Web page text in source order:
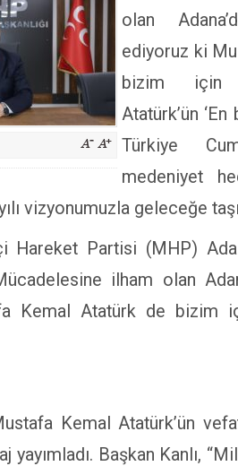
İlçe Başkanı Enis Akyürek
Koruma Derneği Başkanı Cennet Çelik
olan
ediyoruz ki
bizim için
Atatürk’ün
Türkiye
medeniyet
vizyonumuzla geleceğe
Hareket Partisi (MHP)
ilham olan
Kemal Atatürk de bizim
Kemal Atatürk’ün
yayımladı. Başkan Kanlı,